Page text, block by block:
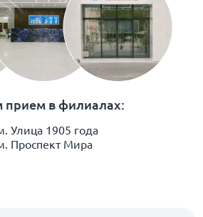
прием в филиалах:
Улица 1905 года
Проспект Мира